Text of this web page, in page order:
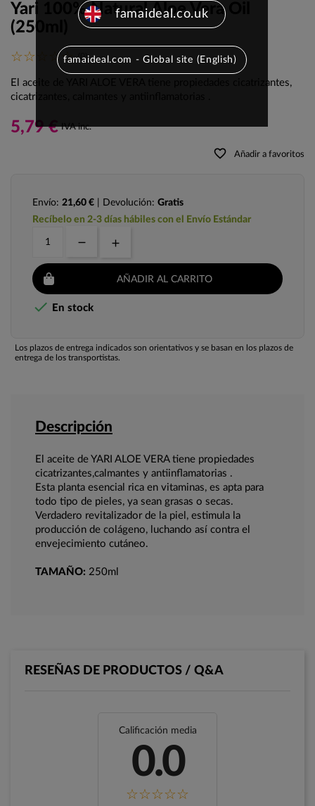
Yari 100% Natural Aloe Vera Oil
(250ml)
(0)
El aceite de YARI ALOE VERA tiene propiedades cicatrizantes,
cicatrizantes, calmantes y antiinflamatorias .
5,79 € IVA inc.
favorite_border Añadir a favoritos
Envío: 21,60 € | Devolución: Gratis
Recíbelo en 2-3 días hábiles con el Envío Estándar
AÑADIR AL CARRITO
 En stock
Los plazos de entrega indicados son orientativos y se basan en los plazos de
entrega de los transportistas.
Descripción
El aceite de YARI ALOE VERA tiene propiedades
cicatrizantes,calmantes y antiinflamatorias .
Esta planta esencial rica en vitaminas, es apta para
todo tipo de pieles, ya sean grasas o secas.
Verdadero revitalizador de la piel, estimula la
producción de colágeno, luchando así contra el
envejecimiento cutáneo.
TAMAÑO: 250ml
RESEÑAS DE PRODUCTOS / Q&A
Calificación media
0.0
famaideal.co.uk
famaideal.com - Global site (English)